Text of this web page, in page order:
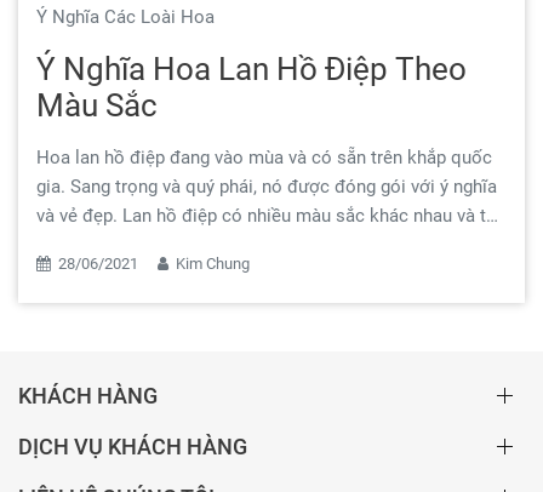
Ý Nghĩa Các Loài Hoa
Ý Nghĩa Hoa Lan Hồ Điệp Theo
Màu Sắc
Hoa lan hồ điệp đang vào mùa và có sẵn trên khắp quốc
gia. Sang trọng và quý phái, nó được đóng gói với ý nghĩa
và vẻ đẹp. Lan hồ điệp có nhiều màu sắc khác nhau và thể
điệp hoặc bạn được nhận món quà đó, vậy màu sắc tượng
trưng nhất cho bạn hoặc người nhận là màu nào nhỉ
28/06/2021 Kim Chung
KHÁCH HÀNG
DỊCH VỤ KHÁCH HÀNG